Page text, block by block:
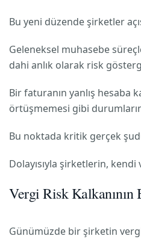
Bu yeni düzende şirketler
Geleneksel muhasebe
dahi anlık olarak risk
Bir faturanın yanlış hesaba
örtüşmemesi gibi
Bu noktada kritik gerçek
Dolayısıyla şirketlerin,
Vergi Risk
Günümüzde bir şirketin